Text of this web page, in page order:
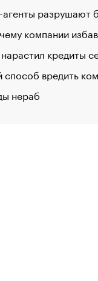
разрушают
компании
кредиты
вредить
нераб